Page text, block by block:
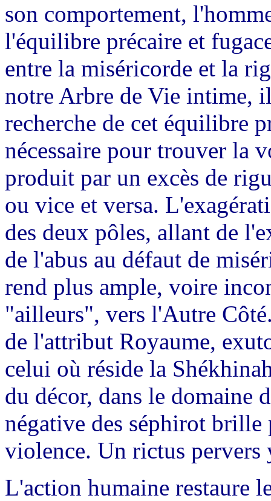
son comportement,
l'équilibre précaire et
entre la miséricorde et la
notre Arbre de Vie intime,
recherche de cet équilibre
nécessaire pour trouver la
produit par un excès de
ou vice et versa.
des deux pôles, allant de
de l'abus au défaut de
rend plus ample, voire
"ailleurs", vers l'Autre
de l'attribut Royaume,
celui où réside la
du décor, dans le domaine
négative des séphirot
violence. Un rictus
L'action humaine restaure